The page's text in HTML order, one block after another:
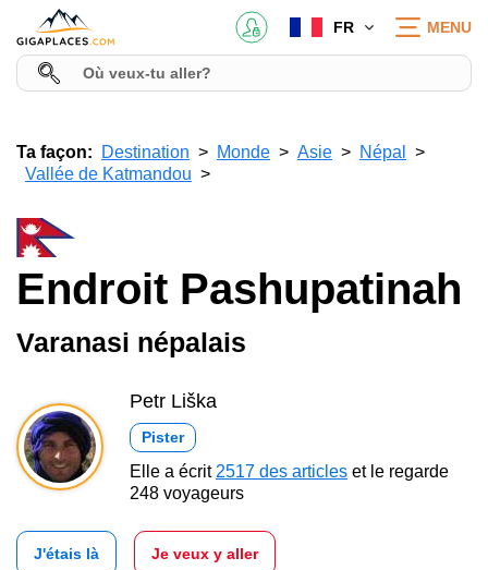
FR MENU
Ta façon: Destination Monde Asie
Népal
Vallée de Katmandou
Endroit Pashupatinah
Varanasi népalais
Petr Liška
Pister
Elle a écrit 2517 des articles et le regarde
248 voyageurs
J'étais là Je veux y aller